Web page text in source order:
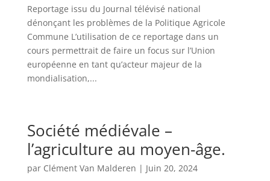
Reportage issu du Journal télévisé national
dénonçant les problèmes de la Politique Agricole
Commune L’utilisation de ce reportage dans un
cours permettrait de faire un focus sur l’Union
européenne en tant qu’acteur majeur de la
mondialisation,...
Société médiévale –
l’agriculture au moyen-âge.
par Clément Van Malderen | Juin 20, 2024